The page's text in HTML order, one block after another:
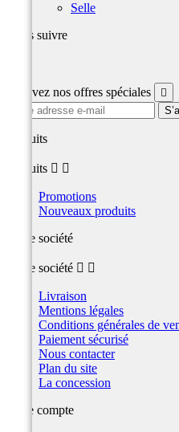
Selle
Nous suivre
Recevez nos offres spéciales 
produits
produits  
Promotions
Nouveaux produits
Notre société
Notre société  
Livraison
Mentions légales
Conditions générales de
Paiement sécurisé
Nous contacter
Plan du site
La concession
Votre compte